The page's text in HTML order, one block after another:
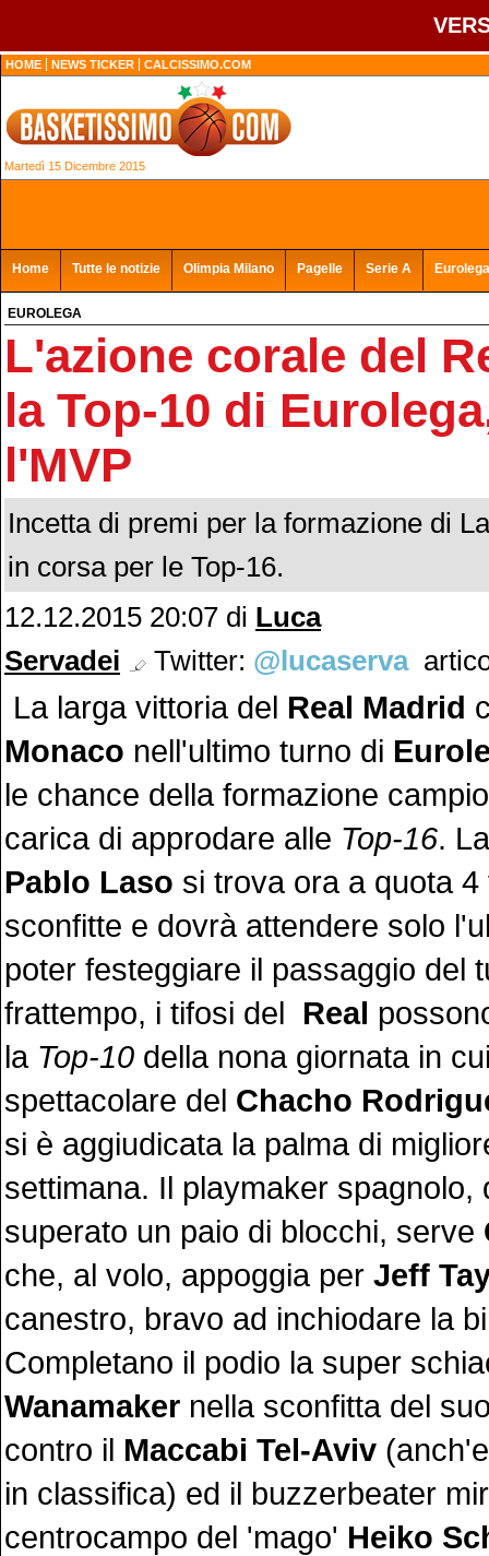
HOME NEWS TICKER CALCISSIMO.COM
Martedì 15 Dicembre 2015
Home Tutte le notizie Olimpia Milano Pagelle Serie A Eurolega
EUROLEGA
L'azione corale del
la Top-10 di
l'MVP
Incetta di premi per la formazione di
in corsa per le Top-16.
12.12.2015 20:07 di Luca
Servadei
Twitter: @lucaserva
La larga vittoria del Real Madrid
Monaco nell'ultimo turno di
le chance della formazione
carica di approdare alle Top-16.
Pablo Laso si trova ora a quota
sconfitte e dovrà attendere solo
poter festeggiare il passaggio del
frattempo, i tifosi del Real
la Top-10 della nona giornata in
spettacolare del Chacho
si è aggiudicata la palma di
settimana. Il playmaker spagnolo,
superato un paio di blocchi, serve
che, al volo, appoggia per Jeff
canestro, bravo ad inchiodare la
Completano il podio la super
Wanamaker nella sconfitta del
contro il Maccabi Tel-Aviv
in classifica) ed il buzzerbeater
centrocampo del 'mago' Heiko